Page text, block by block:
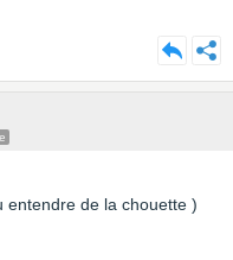
entendre de la chouette )